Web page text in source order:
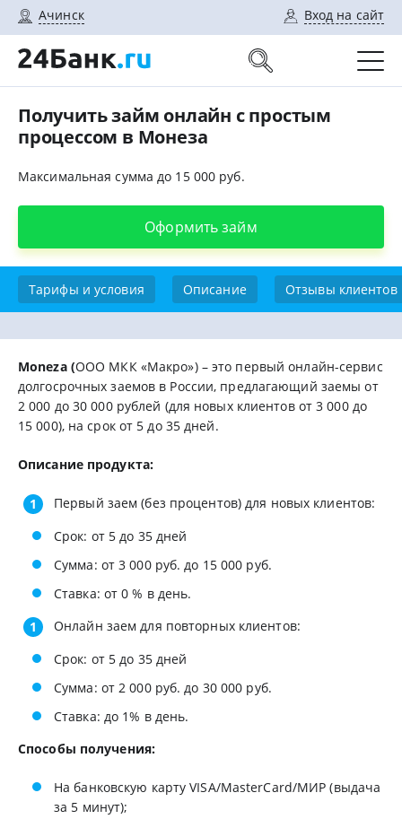
Ачинск Вход на сайт
Получить займ онлайн с простым
процессом в Монеза
Максимальная сумма до 15 000 руб.
Оформить займ
Тарифы и условия Описание Отзывы клиентов
Moneza (ООО МКК «Макро») – это первый онлайн-сервис
долгосрочных заемов в России, предлагающий заемы от
2 000 до 30 000 рублей (для новых клиентов от 3 000 до
15 000), на срок от 5 до 35 дней.
Описание продукта:
Первый заем (без процентов) для новых клиентов:
Срок: от 5 до 35 дней
Сумма: от 3 000 руб. до 15 000 руб.
Ставка: от 0 % в день.
Онлайн заем для повторных клиентов:
Срок: от 5 до 35 дней
Сумма: от 2 000 руб. до 30 000 руб.
Ставка: до 1% в день.
Способы получения:
На банковскую карту VISA/MasterCard/МИР (выдача
за 5 минут);